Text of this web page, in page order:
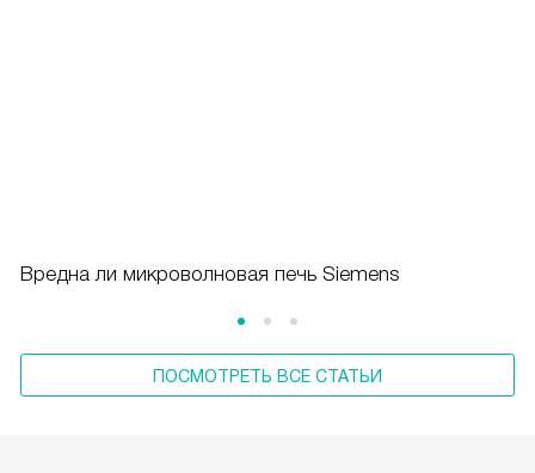
Вредна ли микроволновая печь Siemens
ПОСМОТРЕТЬ ВСЕ СТАТЬИ